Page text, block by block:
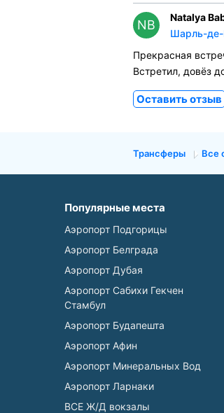
NB
Natalya
Шарль-де-
Прекрасная
Встретил, довёз
Оставить отзыв
Трансферы Все
Популярные места
Аэропорт Подгорицы
Аэропорт Белграда
Аэропорт Дубая
Аэропорт Сабихи Гекчен
Стамбул
Аэропорт Будапешта
Аэропорт Афин
Аэропорт Минеральных Вод
Аэропорт Ларнаки
ВСЕ Ж/Д вокзалы